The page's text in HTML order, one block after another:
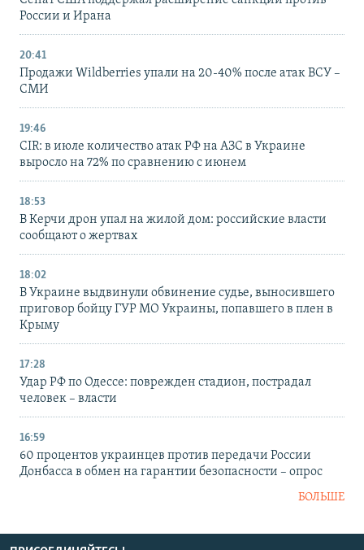
России и Ирана
20:41
Продажи Wildberries упали на 20-40% после атак ВСУ –
СМИ
19:46
CIR: в июле количество атак РФ на АЗС в Украине
выросло на 72% по сравнению с июнем
18:53
В Керчи дрон упал на жилой дом: российские власти
сообщают о жертвах
18:02
В Украине выдвинули обвинение судье, выносившего
приговор бойцу ГУР МО Украины, попавшего в плен в
Крыму
17:28
Удар РФ по Одессе: поврежден стадион, пострадал
человек – власти
16:59
60 процентов украинцев против передачи России
Донбасса в обмен на гарантии безопасности – опрос
БОЛЬШЕ